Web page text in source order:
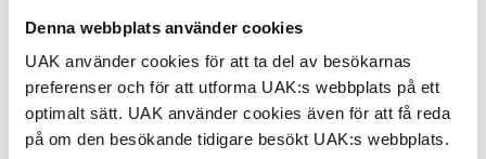
Denna webbplats använder cookies
UAK använder cookies för att ta del av besökarnas
preferenser och för att utforma UAK:s webbplats på ett
optimalt sätt. UAK använder cookies även för att få reda
på om den besökande tidigare besökt UAK:s webbplats.
Tryckt katalog: Klassiskt, del I – Internationell
Kvalitetsauktion 15 juni 2022